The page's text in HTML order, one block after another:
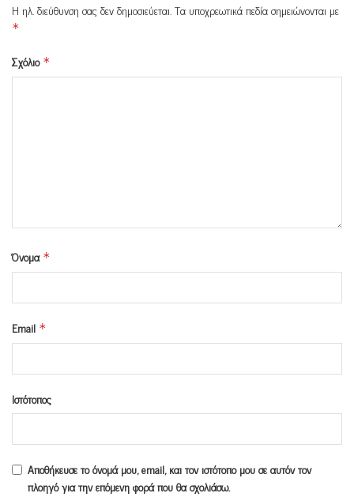
Η ηλ. διεύθυνση σας δεν δημοσιεύεται.Τα υποχρεωτικά πεδία σημειώνονται με
*
Σχόλιο *
Όνομα *
Email *
Ιστότοπος
Αποθήκευσε το όνομά μου, email, και τον ιστότοπο μου σε αυτόν τον
πλοηγό για την επόμενη φορά που θα σχολιάσω.